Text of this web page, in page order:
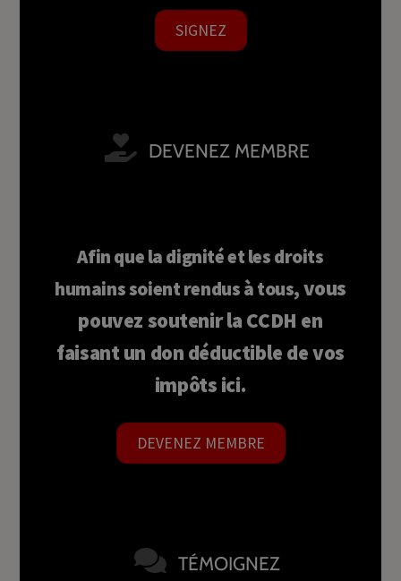
SIGNEZ
DEVENEZ MEMBRE
Afin que la dignité et les droits
humains soient rendus à tous,vous
pouvez soutenir la CCDH en
faisant un don déductible de vos
impôts ici.
DEVENEZ MEMBRE
TÉMOIGNEZ